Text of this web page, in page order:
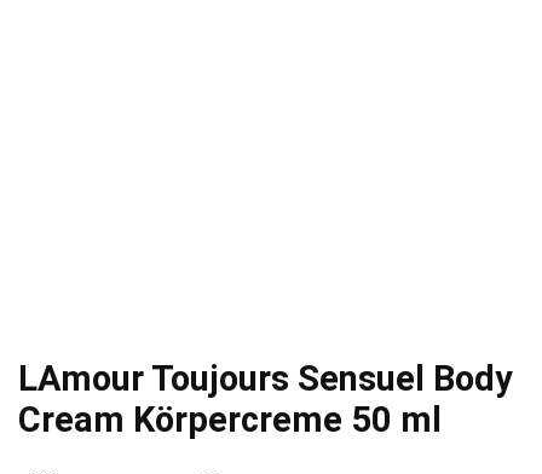
LAmour Toujours Sensuel Body
Cream Körpercreme 50 ml